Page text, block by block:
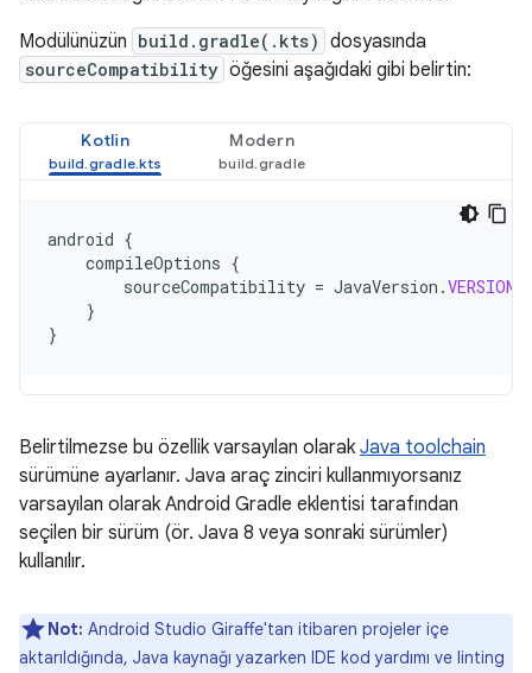
Modülünüzün build.gradle(.kts) dosyasında
sourceCompatibility öğesini aşağıdaki gibi belirtin:
Kotlin Modern
android {
compileOptions {
sourceCompatibility = JavaVersion .
}
}
Belirtilmezse bu özellik varsayılan olarak Java toolchain
sürümüne ayarlanır. Java araç zinciri kullanmıyorsanız
varsayılan olarak Android Gradle eklentisi tarafından
seçilen bir sürüm (ör. Java 8 veya sonraki sürümler)
kullanılır.
Not: Android Studio Giraffe'tan itibaren projeler içe
aktarıldığında, Java kaynağı yazarken IDE kod yardımı ve linting